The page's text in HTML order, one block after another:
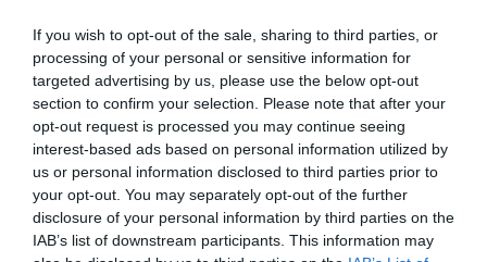
If you wish to opt-out of the sale, sharing to third parties, or
processing of your personal or sensitive information for
targeted advertising by us, please use the below opt-out
section to confirm your selection. Please note that after your
opt-out request is processed you may continue seeing
interest-based ads based on personal information utilized by
us or personal information disclosed to third parties prior to
your opt-out. You may separately opt-out of the further
disclosure of your personal information by third parties on the
IAB’s list of downstream participants. This information may
Θεσσαλονίκη: Αγελάδα ξέφυγε και μπήκε στην
Εθνική Οδό, στο ύψος της Σίνδου
Αναστάτωση προκλήθηκε νωρίς το πρωί στην Εθνική
Οδό, στο ύψος της Σίνδου, στη Θεσσαλονίκη. Μια
αγελάδα ξέφυγε από τον ιδιοκτήτη της και μπήκε στον